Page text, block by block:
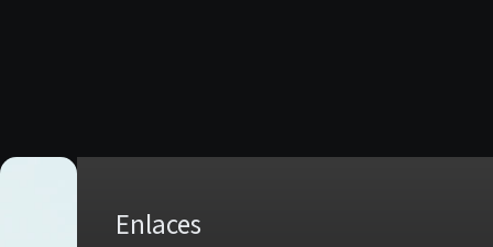
Enlaces